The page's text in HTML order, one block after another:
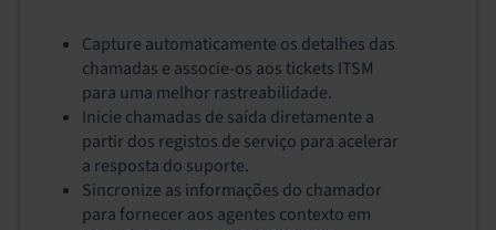
Capture automaticamente os detalhes das
chamadas e associe-os aos tickets ITSM
para uma melhor rastreabilidade.
Inicie chamadas de saída diretamente a
partir dos registos de serviço para acelerar
a resposta do suporte.
Sincronize as informações do chamador
para fornecer aos agentes contexto em